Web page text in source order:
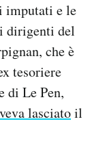
imputati e le
dirigenti del
che è
tesoriere
di Le Pen,
lasciatoil